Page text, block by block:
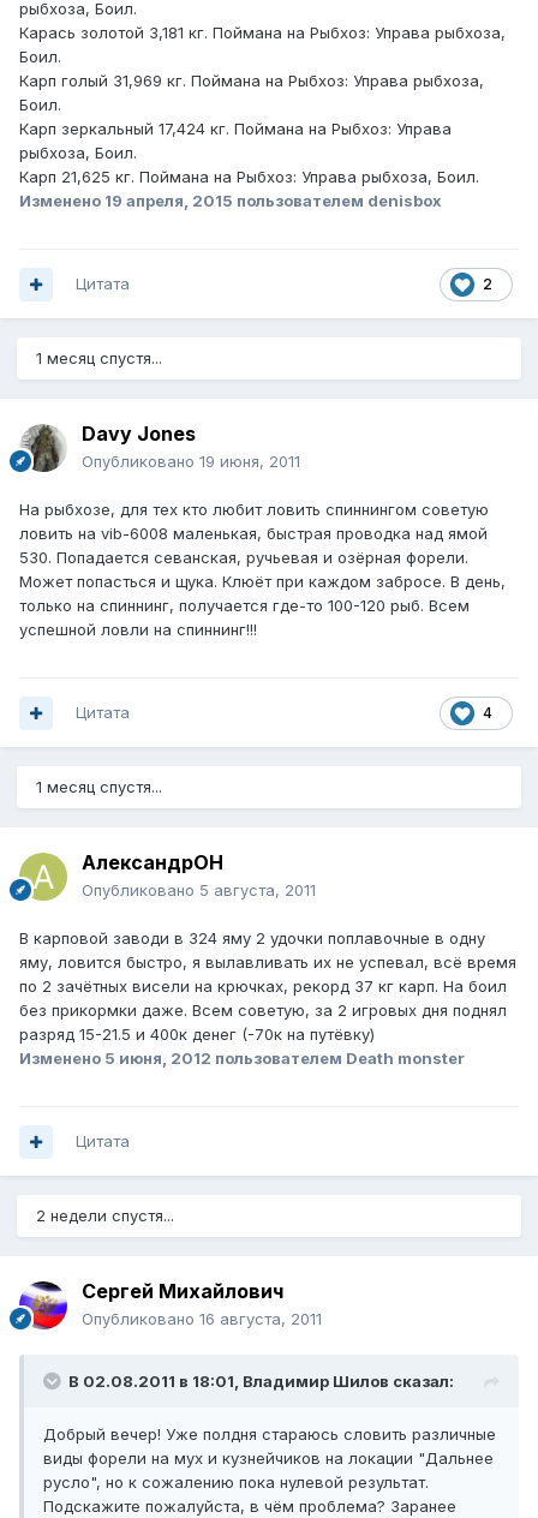
рыбхоза, Боил.
Карась золотой 3,181 кг. Поймана на Рыбхоз: Управа рыбхоза,
Боил.
Карп голый 31,969 кг. Поймана на Рыбхоз: Управа рыбхоза,
Боил.
Карп зеркальный 17,424 кг. Поймана на Рыбхоз: Управа
рыбхоза, Боил.
Карп 21,625 кг. Поймана на Рыбхоз: Управа рыбхоза, Боил.
Изменено 19 апреля, 2015 пользователем denisbox
2
Цитата
1 месяц спустя...
Davy Jones
Опубликовано 19 июня, 2011
На рыбхозе, для тех кто любит ловить спиннингом советую
ловить на vib-6008 маленькая, быстрая проводка над ямой
530. Попадается севанская, ручьевая и озёрная форели.
Может попасться и щука. Клюёт при каждом забросе. В день,
только на спиннинг, получается где-то 100-120 рыб. Всем
успешной ловли на спиннинг!!!
4
Цитата
1 месяц спустя...
АлександрОН
Опубликовано 5 августа, 2011
В карповой заводи в 324 яму 2 удочки поплавочные в одну
яму, ловится быстро, я вылавливать их не успевал, всё время
по 2 зачётных висели на крючках, рекорд 37 кг карп. На боил
без прикормки даже. Всем советую, за 2 игровых дня поднял
разряд 15-21.5 и 400к денег (-70к на путёвку)
Изменено 5 июня, 2012 пользователем Death monster
Цитата
2 недели спустя...
Сергей Михайлович
Опубликовано 16 августа, 2011
В 02.08.2011 в 18:01, Владимир Шилов сказал:
Добрый вечер! Уже полдня стараюсь словить различные
виды форели на мух и кузнейчиков на локации "Дальнее
русло", но к сожалению пока нулевой результат.
Подскажите пожалуйста, в чём проблема? Заранее